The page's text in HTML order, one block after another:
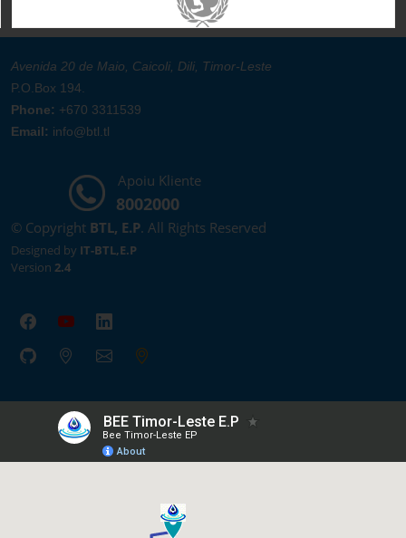
Avenida 20 de Maio, Caicoli, Dili, Timor-Leste
P.O.Box 194.
Phone: +670 3311539
Email: info@btl.tl
Apoiu Kliente
8002000
© Copyright BTL, E.P. All Rights Reserved
Designed by IT-BTL,E.P
Version 2.4